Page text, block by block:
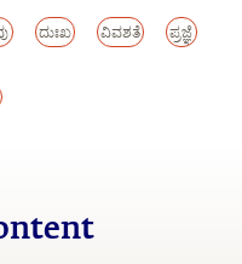
ದುಃಖ ವಿವಶತೆ ಪ್ರಜ್ಞೆ